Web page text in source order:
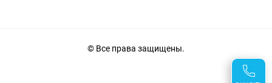
© Все права защищены.